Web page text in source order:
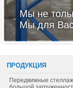
Мы не
Мы для
ПРОДУКЦИЯ
Передвижные